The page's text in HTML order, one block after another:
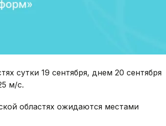
сутки 19 сентября, днем 20 сентября
м/с.
областях ожидаются местами